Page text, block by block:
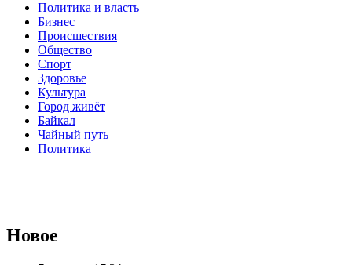
Политика и власть
Бизнес
Происшествия
Общество
Cпорт
Здоровье
Культура
Город живёт
Байкал
Чайный путь
Политика
Новое